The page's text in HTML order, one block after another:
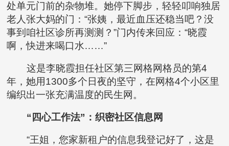
处单元门前的杂物堆。她停下脚步，轻轻叩响独居
老人张大妈的门：“张姨，最近血压还稳当吧？没
事到咱社区诊所再测测？”门内传来回应：“晓霞
啊，快进来喝口水……”
这是李晓霞担任社区第三网格网格员的第4
年，她用1300多个日夜的坚守，在网格4个小区里
编织出一张充满温度的民生网。
“四心工作法”：织密社区信息网
“王姐，您家新租户的信息我登记好了，这是